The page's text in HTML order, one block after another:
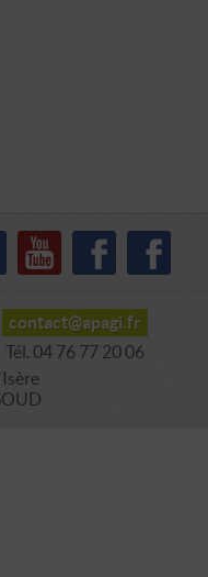
contact@apagi.fr
Tél. 04 76 77 20 06